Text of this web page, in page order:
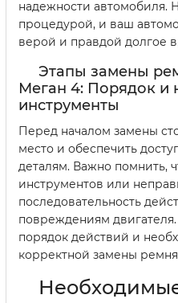
надежности автомобиля.
процедурой, и ваш
верой и правдой долгое
Этапы замены
Меган 4: Порядок и
инструменты
Перед началом замены
место и обеспечить
деталям. Важно помнить,
инструментов или
последовательность
повреждениям
порядок действий и
корректной замены